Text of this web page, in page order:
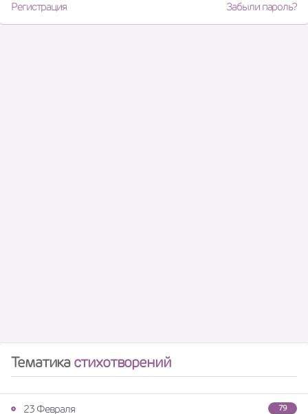
Регистрация Забыли пароль?
Тематикастихотворений
79
23 Февраля